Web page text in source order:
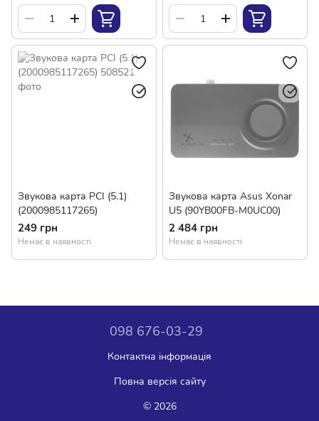
Звукова карта PCI (5.1)
(2000985117265)
249 грн
Немає в наявності
Звукова карта Asus Xonar
U5 (90YB00FB-M0UC00)
2 484 грн
Немає в наявності
098 676-03-29
Контактна інформація
Повна версія сайту
© 2026